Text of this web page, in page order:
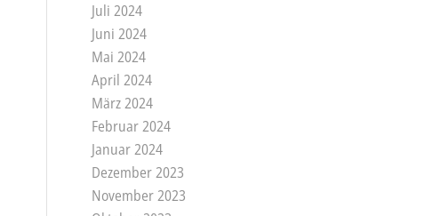
Juli 2024
Juni 2024
Mai 2024
April 2024
März 2024
Februar 2024
Januar 2024
Dezember 2023
November 2023